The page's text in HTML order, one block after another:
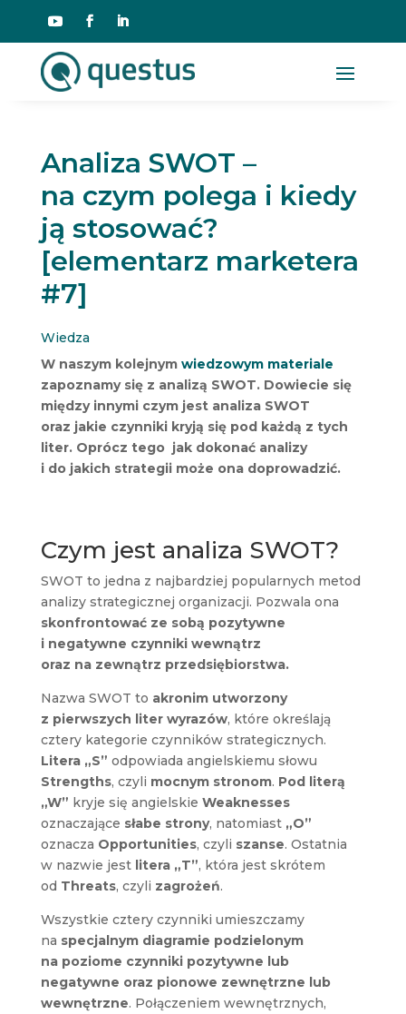
Analiza SWOT –
na czym polega i kiedy
ją stosować?
[elementarz marketera
#7]
Wiedza
W naszym kolejnym wiedzowym materiale
zapoznamy się z analizą SWOT. Dowiecie się
między innymi czym jest analiza SWOT
oraz jakie czynniki kryją się pod każdą z tych
liter. Oprócz tego jak dokonać analizy
i do jakich strategii może ona doprowadzić.
Czym jest analiza SWOT?
SWOT to jedna z najbardziej popularnych metod
analizy strategicznej organizacji. Pozwala ona
skonfrontować ze sobą pozytywne
i negatywne czynniki wewnątrz
oraz na zewnątrz przedsiębiorstwa.
Nazwa SWOT to akronim utworzony
z pierwszych liter wyrazów, które określają
cztery kategorie czynników strategicznych.
Litera „S” odpowiada angielskiemu słowu
Strengths, czyli mocnym stronom. Pod literą
„W” kryje się angielskie Weaknesses
oznaczające słabe strony, natomiast „O”
oznacza Opportunities, czyli szanse. Ostatnia
w nazwie jest litera „T”, która jest skrótem
od Threats, czyli zagrożeń.
Wszystkie cztery czynniki umieszczamy
na specjalnym diagramie podzielonym
na poziome czynniki pozytywne lub
negatywne oraz pionowe zewnętrzne lub
wewnętrzne. Połączeniem wewnętrznych,